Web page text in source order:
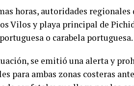
horas, autoridades regionales
Vilos y playa principal de
o carabela portuguesa.
se emitió una alerta y
para ambas zonas costeras